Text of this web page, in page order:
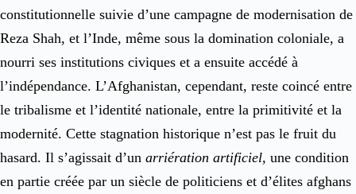
constitutionnelle suivie d’une campagne de modernisation de
Reza Shah, et l’Inde, même sous la domination coloniale, a
nourri ses institutions civiques et a ensuite accédé à
l’indépendance. L’Afghanistan, cependant, reste coincé entre
le tribalisme et l’identité nationale, entre la primitivité et la
modernité. Cette stagnation historique n’est pas le fruit du
hasard. Il s’agissait d’un arriération artificiel, une condition
en partie créée par un siècle de politiciens et d’élites afghans